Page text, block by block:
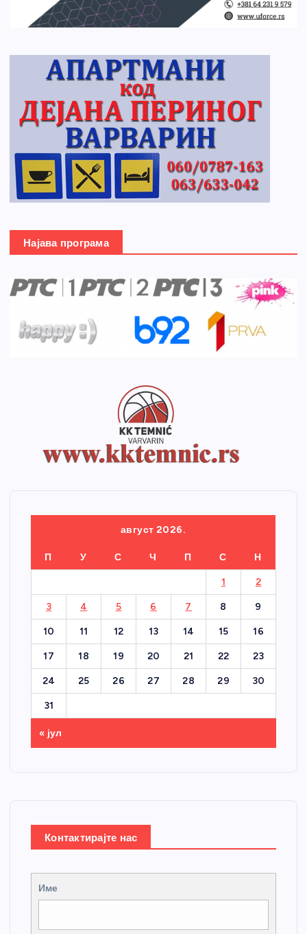
Најава програма
август 2026.
П У С Ч П С Н
1 2
3 4 5 6 7 8 9
10 11 12 13 14 15 16
17 18 19 20 21 22 23
24 25 26 27 28 29 30
31
« јул
Контактирајте нас
Име